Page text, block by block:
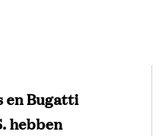
en Bugatti
hebben